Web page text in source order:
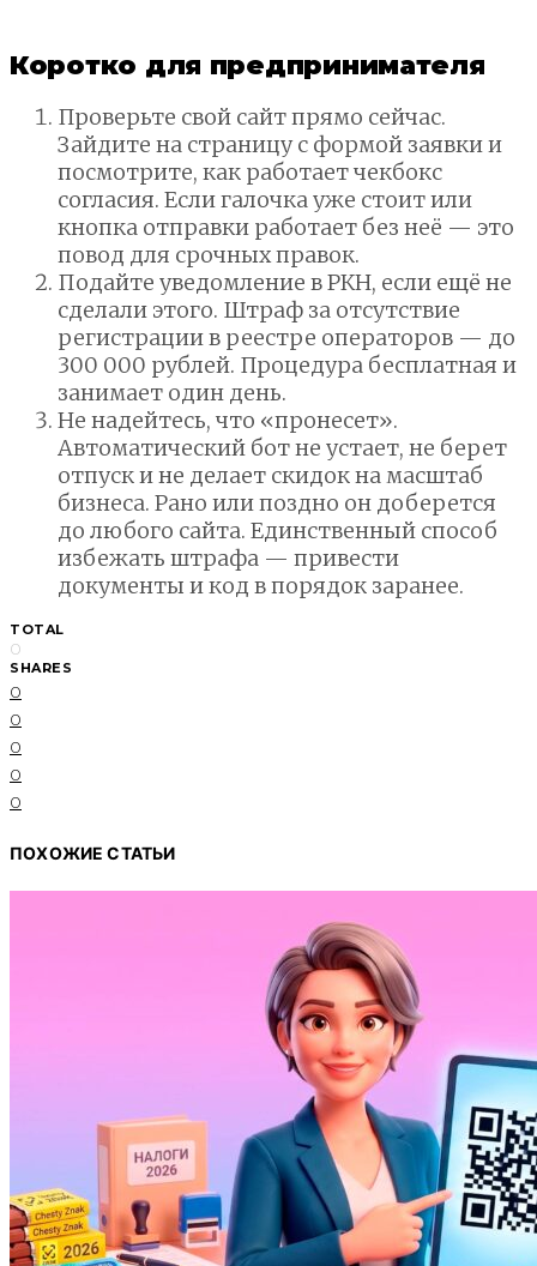
Коротко для предпринимателя
Проверьте свой сайт прямо сейчас.
Зайдите на страницу с формой заявки и
посмотрите, как работает чекбокс
согласия. Если галочка уже стоит или
кнопка отправки работает без неё — это
повод для срочных правок.
Подайте уведомление в РКН, если ещё не
сделали этого. Штраф за отсутствие
регистрации в реестре операторов — до
300 000 рублей. Процедура бесплатная и
занимает один день.
Не надейтесь, что «пронесет».
Автоматический бот не устает, не берет
отпуск и не делает скидок на масштаб
бизнеса. Рано или поздно он доберется
до любого сайта. Единственный способ
избежать штрафа — привести
документы и код в порядок заранее.
TOTAL
0
SHARES
0
0
0
0
0
ПОХОЖИЕ СТАТЬИ